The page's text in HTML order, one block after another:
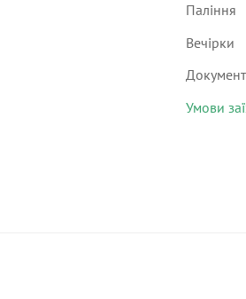
Паління
Вечірки
Умови